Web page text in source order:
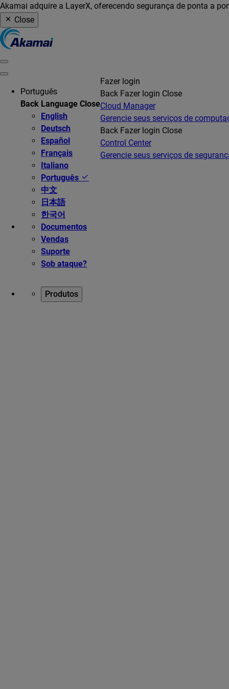
Akamai adquire a LayerX, oferecendo segurança de ponta a
Close
Português
Back Language Close
English
Deutsch
Español
Français
Italiano
Português
中文
日本語
한국어
Documentos
Vendas
Suporte
Sob ataque?
Fazer login
Back Fazer login Close
Cloud Manager
Gerencie seus serviços de
Back Fazer login Close
Control Center
Gerencie seus serviços de
Produtos